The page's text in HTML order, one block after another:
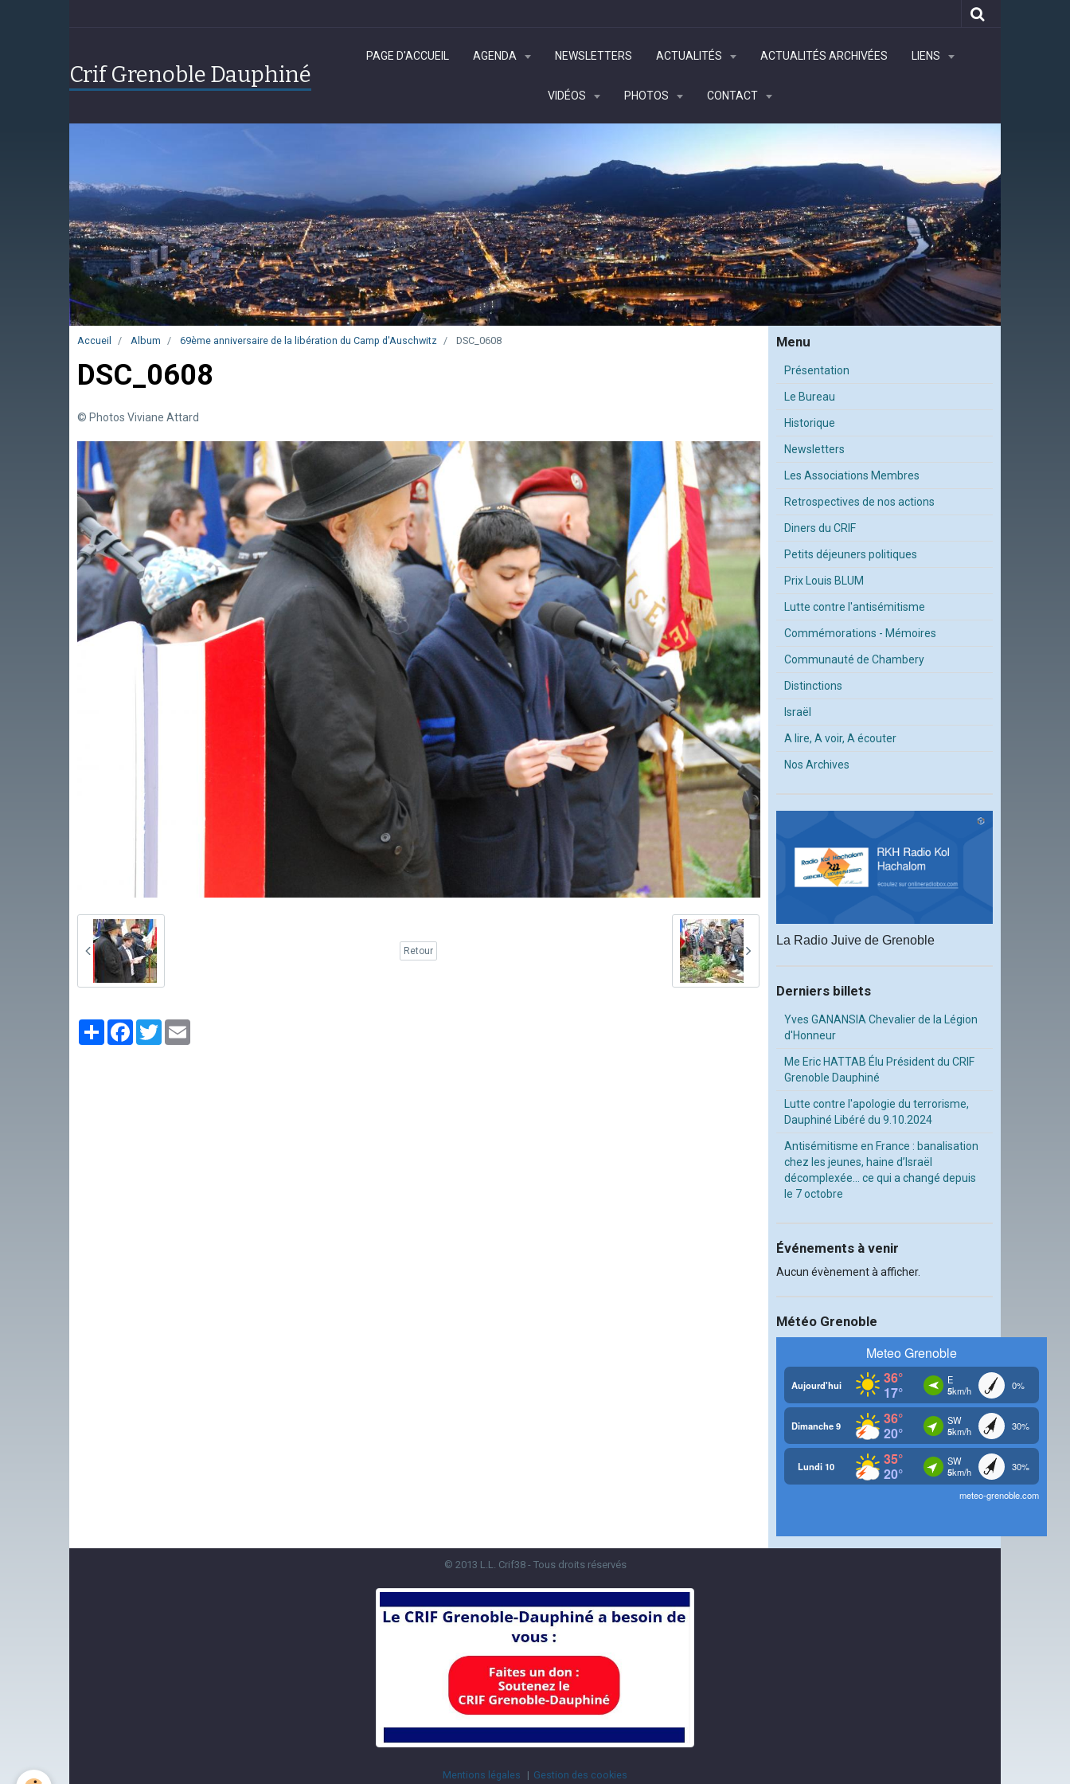
Crif Grenoble Dauphiné
PAGE D'ACCUEIL AGENDA NEWSLETTERS ACTUALITÉS ACTUALITÉS ARCHIVÉES LIENS
VIDÉOS PHOTOS CONTACT
Accueil Album 69ème anniversaire de la libération du Camp d'Auschwitz DSC_0608
DSC_0608
© Photos Viviane Attard
Retour
PartagerFacebook
Twitter
Menu
Présentation
Le Bureau
Historique
Newsletters
Les Associations Membres
Retrospectives de nos actions
Diners du CRIF
Petits déjeuners politiques
Prix Louis BLUM
Lutte contre l'antisémitisme
Commémorations - Mémoires
Communauté de Chambery
Distinctions
Israël
A lire, A voir, A écouter
Nos Archives
La Radio Juive de Grenoble
Derniers billets
Yves GANANSIA Chevalier de la Légion
d'Honneur
Me Eric HATTAB Élu Président du CRIF
Grenoble Dauphiné
Lutte contre l'apologie du terrorisme,
Dauphiné Libéré du 9.10.2024
Antisémitisme en France : banalisation
chez les jeunes, haine d’Israël
décomplexée… ce qui a changé depuis
le 7 octobre
Événements à venir
Aucun évènement à afficher.
Météo Grenoble
© 2013 L.L. Crif38 - Tous droits réservés
Mentions légales Gestion des cookies